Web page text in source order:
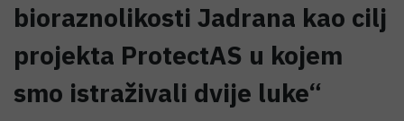
bioraznolikosti Jadrana kao cilj
projekta ProtectAS u kojem
smo istraživali dvije luke“